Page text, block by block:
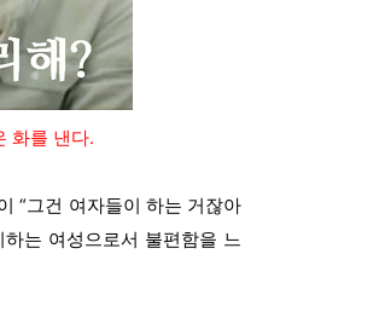
화를 낸다.
“그건 여자들이 하는 거잖아
하는 여성으로서 불편함을 느